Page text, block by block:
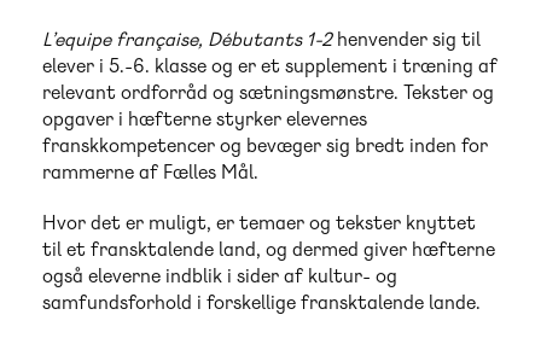
L’equipe française, Débutants 1-2henvender sig til
elever i 5.-6. klasse og er et supplement i træning af
relevant ordforråd og sætningsmønstre. Tekster og
opgaver i hæfterne styrker elevernes
franskkompetencer og bevæger sig bredt inden for
rammerne af Fælles Mål.
Hvor det er muligt, er temaer og tekster knyttet
til et fransktalende land, og dermed giver hæfterne
også eleverne indblik i sider af kultur- og
samfundsforhold i forskellige fransktalende lande.